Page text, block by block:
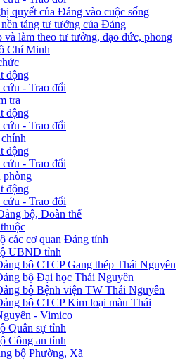
quyết của Đảng vào cuộc sống
tảng tư tưởng của Đảng
và làm theo tư tưởng, đạo đức, phong
Chí Minh
động
- Trao đổi
tra
động
- Trao đổi
động
- Trao đổi
phòng
động
- Trao đổi
bộ, Đoàn thể
các cơ quan Đảng tỉnh
UBND tỉnh
bộ CTCP Gang thép Thái Nguyên
bộ Đại học Thái Nguyên
bộ Bệnh viện TW Thái Nguyên
bộ CTCP Kim loại màu Thái
- Vimico
Quân sự tỉnh
Công an tỉnh
bộ Phường, Xã